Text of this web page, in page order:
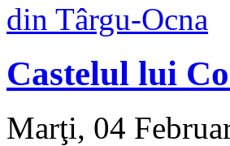
Castelul lui
Marţi, 04